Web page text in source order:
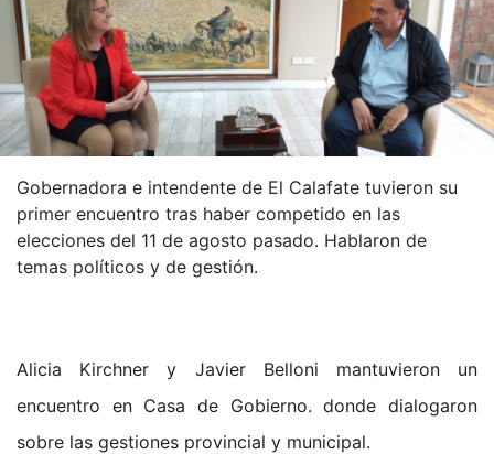
Gobernadora e intendente de El Calafate tuvieron su
primer encuentro tras haber competido en las
elecciones del 11 de agosto pasado. Hablaron de
temas políticos y de gestión.
Alicia Kirchner y Javier Belloni mantuvieron un
encuentro en Casa de Gobierno. donde dialogaron
sobre las gestiones provincial y municipal.